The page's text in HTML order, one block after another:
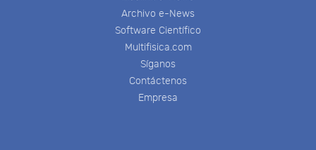
Archivo e-News
Software Científico
Multifisica.com
Síganos
Contáctenos
Empresa